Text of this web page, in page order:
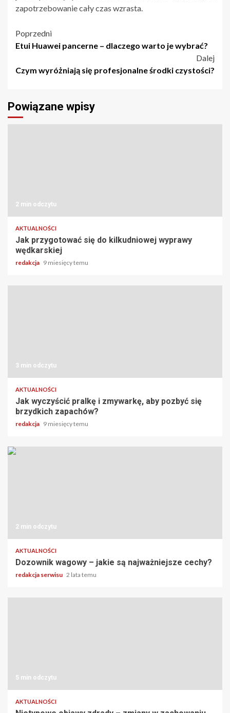
zapotrzebowanie cały czas wzrasta.
Nawigacja
Poprzedni
Etui Huawei pancerne – dlaczego warto je wybrać?
Dalej
Czym wyróżniają się profesjonalne środki czystości?
Powiązane wpisy
2 min odczytu
AKTUALNOŚCI
Jak przygotować się do kilkudniowej wyprawy
wędkarskiej
redakcja 9 miesięcy temu
3 min odczytu
AKTUALNOŚCI
Jak wyczyścić pralkę i zmywarkę, aby pozbyć się
brzydkich zapachów?
redakcja 9 miesięcy temu
2 min odczytu
AKTUALNOŚCI
Dozownik wagowy – jakie są najważniejsze cechy?
redakcja serwisu 2 lata temu
5 min odczytu
AKTUALNOŚCI